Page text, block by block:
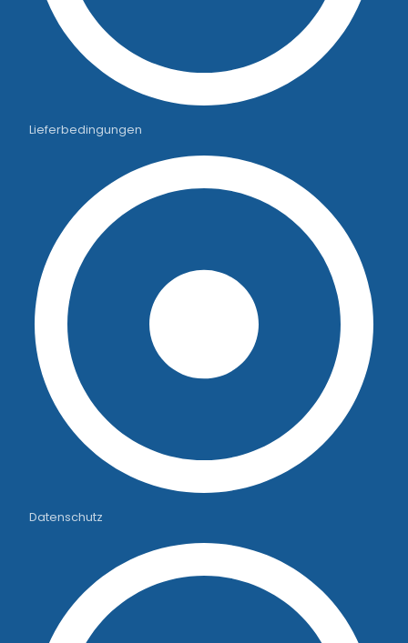
Lieferbedingungen
Datenschutz